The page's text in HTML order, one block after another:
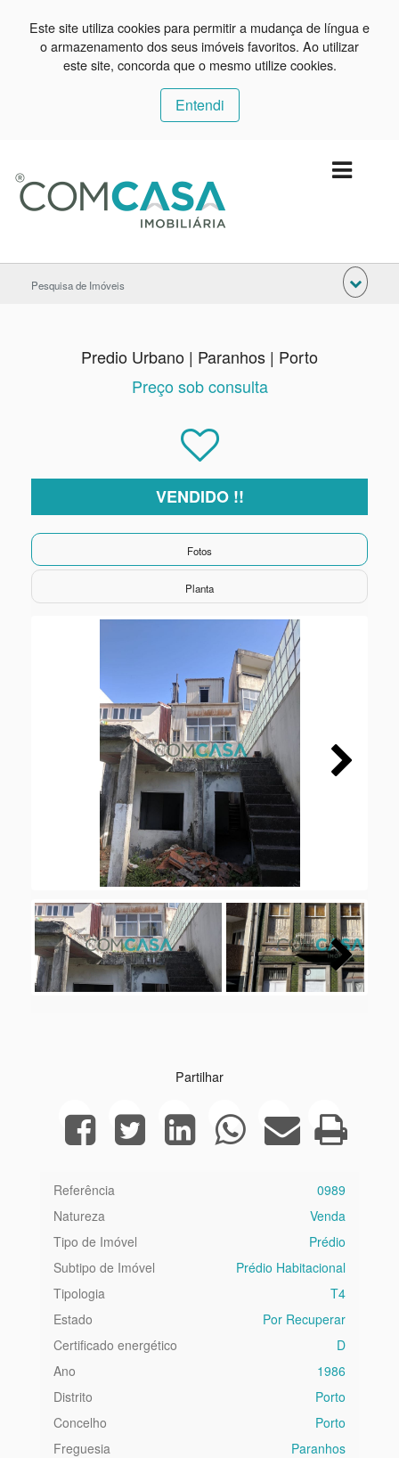
Este site utiliza cookies para permitir a mudança de língua e
o armazenamento dos seus imóveis favoritos. Ao utilizar
este site, concorda que o mesmo utilize cookies.
Entendi
Pesquisa de Imóveis
Predio Urbano | Paranhos | Porto
Preço sob consulta
VENDIDO !!
Fotos
Planta
Next
Partilhar
Referência
0989
Natureza
Venda
Tipo de Imóvel
Prédio
Subtipo de Imóvel
Prédio Habitacional
Tipologia
T4
Estado
Por Recuperar
Certificado energético
D
Ano
1986
Distrito
Porto
Concelho
Porto
Freguesia
Paranhos